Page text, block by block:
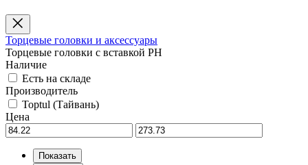
Торцевые головки и аксессуары
Торцевые головки с вставкой PH
Наличие
Есть на складе
Производитель
Toptul (Тайвань)
Цена